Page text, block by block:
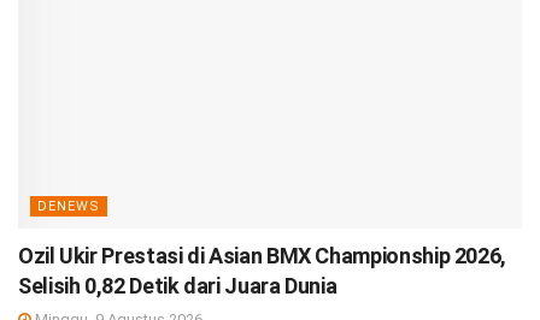
DENEWS
Ozil Ukir Prestasi di Asian BMX Championship 2026,
Selisih 0,82 Detik dari Juara Dunia